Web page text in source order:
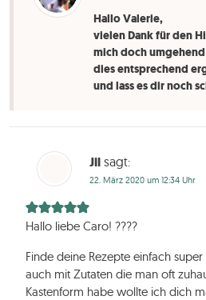
Hallo Valerie,
vielen Dank für den
mich doch
dies entsprechend
und lass es dir noch
Jil sagt:
22. März 2020 um 12:34 Uhr
Hallo liebe Caro! ????
Finde deine Rezepte einfach super
auch mit Zutaten die man oft
Kastenform habe wollte ich dich